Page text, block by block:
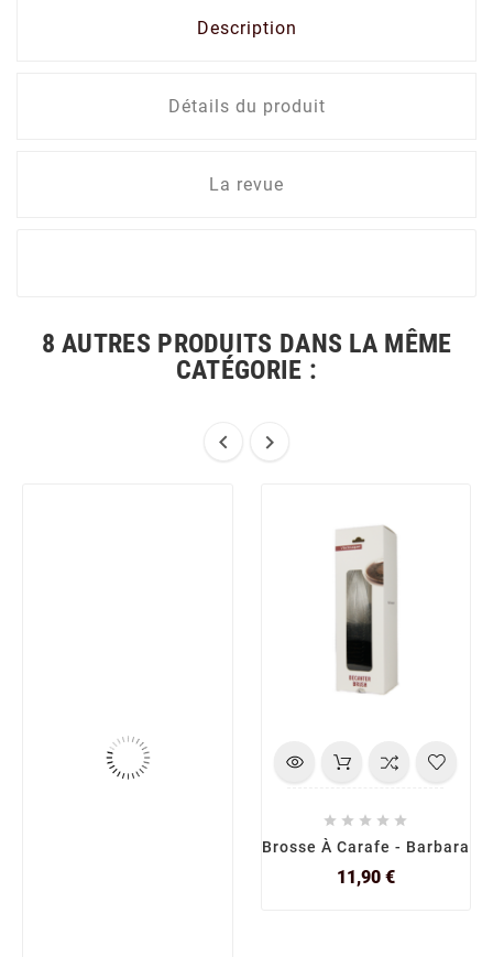
Description
Détails du produit
La revue
8 AUTRES PRODUITS DANS LA MÊME
CATÉGORIE :
 
    
Brosse À Carafe - Barbara
11,90 €Prix